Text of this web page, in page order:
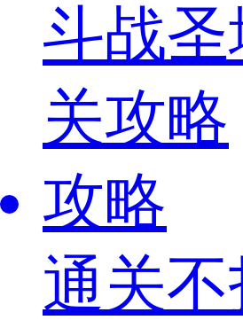
斗战圣
关攻略
攻略
通关不